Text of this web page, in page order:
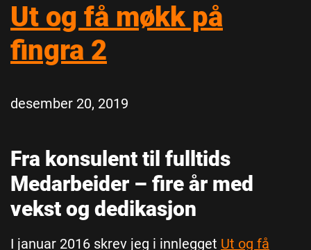
Ut og få møkk på
fingra 2
desember 20, 2019
Fra konsulent til fulltids
Medarbeider – fire år med
vekst og dedikasjon
I januar 2016 skrev jeg i innlegget Ut og få